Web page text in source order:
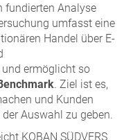
fundierten Analyse
umfasst eine
Handel über E-
ermöglicht so
. Ziel ist es,
und Kunden
Auswahl zu geben.
KOBAN SÜDVERS